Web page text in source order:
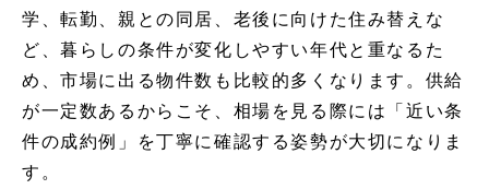
学、転勤、親との同居、老後に向けた住み替えな
ど、暮らしの条件が変化しやすい年代と重なるた
め、市場に出る物件数も比較的多くなります。供給
が一定数あるからこそ、相場を見る際には「近い条
件の成約例」を丁寧に確認する姿勢が大切になりま
す。